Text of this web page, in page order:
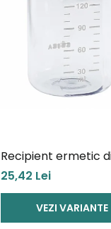
Recipient ermetic
Tritan Beaba
25,42 Lei
VEZI VARIANTE